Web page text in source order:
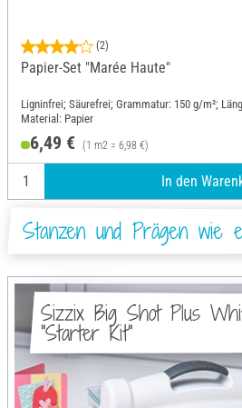
(2)
Papier-Set "Marée Haute"
Ligninfrei; Säurefrei; Grammatur: 150 g/m²;
Material: Papier
6,49 € (1 m2 = 6,98 €)
In den
Stanzen und Prägen wie
Sizzix Big Shot Plus
"Starter Kit"